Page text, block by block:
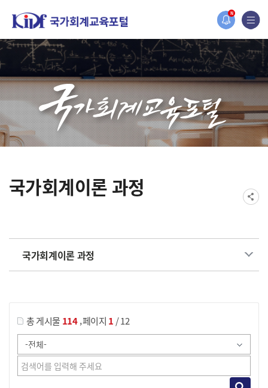
N
홈페이지가 새롭게 개편되었습니다.
한국조세재정연구원홈페이지가 새롭게 개설되었습니다.
국가회계이론 과정
국가회계이론 과정
총 게시물 114,페이지 1 / 12